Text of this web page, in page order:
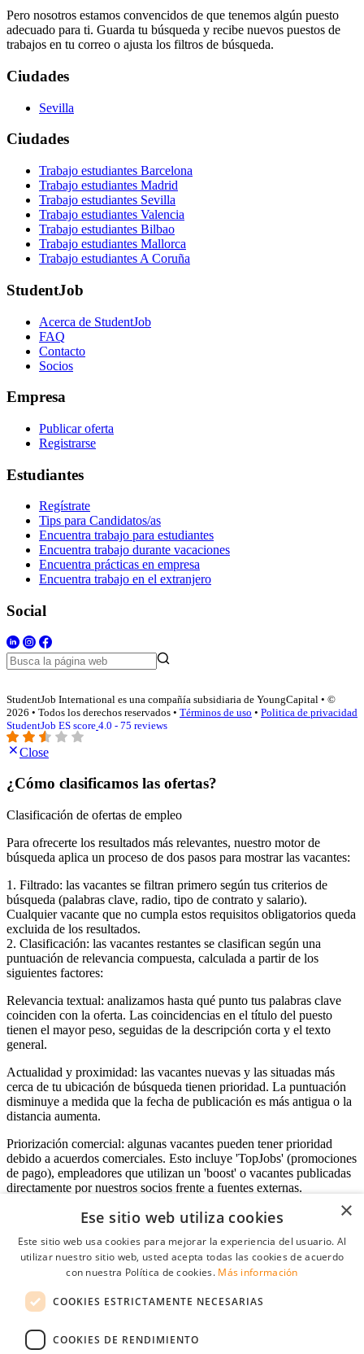
Pero nosotros estamos convencidos de que tenemos algún puesto
adecuado para ti. Guarda tu búsqueda y recibe nuevos puestos de
trabajos en tu correo o ajusta los filtros de búsqueda.
Ciudades
Sevilla
Ciudades
Trabajo estudiantes Barcelona
Trabajo estudiantes Madrid
Trabajo estudiantes Sevilla
Trabajo estudiantes Valencia
Trabajo estudiantes Bilbao
Trabajo estudiantes Mallorca
Trabajo estudiantes A Coruña
StudentJob
Acerca de StudentJob
FAQ
Contacto
Socios
Empresa
Publicar oferta
Registrarse
Estudiantes
Regístrate
Tips para Candidatos/as
Encuentra trabajo para estudiantes
Encuentra trabajo durante vacaciones
Encuentra prácticas en empresa
Encuentra trabajo en el extranjero
Social
StudentJob International es una compañía subsidiaria de YoungCapital • ©
2026 • Todos los derechos reservados • Términos de uso • Politica de privacidad
StudentJob ES score 4.0 - 75 reviews
Close
¿Cómo clasificamos las ofertas?
Clasificación de ofertas de empleo
Para ofrecerte los resultados más relevantes, nuestro motor de
búsqueda aplica un proceso de dos pasos para mostrar las vacantes:
1. Filtrado: las vacantes se filtran primero según tus criterios de
búsqueda (palabras clave, radio, tipo de contrato y salario).
Cualquier vacante que no cumpla estos requisitos obligatorios queda
excluida de los resultados.
2. Clasificación: las vacantes restantes se clasifican según una
puntuación de relevancia compuesta, calculada a partir de los
siguientes factores:
Relevancia textual: analizamos hasta qué punto tus palabras clave
coinciden con la oferta. Las coincidencias en el título del puesto
tienen el mayor peso, seguidas de la descripción corta y el texto
general.
Actualidad y proximidad: las vacantes nuevas y las situadas más
cerca de tu ubicación de búsqueda tienen prioridad. La puntuación
disminuye a medida que la fecha de publicación es más antigua o la
distancia aumenta.
Priorización comercial: algunas vacantes pueden tener prioridad
debido a acuerdos comerciales. Esto incluye 'TopJobs' (promociones
de pago), empleadores que utilizan un 'boost' o vacantes publicadas
directamente por nuestros socios frente a fuentes externas.
Acceso empresas
Contraseña
Recordarme
×
Ese sitio web utiliza cookies
Este sitio web usa cookies para mejorar la experiencia del usuario. Al
utilizar nuestro sitio web, usted acepta todas las cookies de acuerdo
con nuestra Política de cookies. Más información
COOKIES ESTRICTAMENTE NECESARIAS
COOKIES DE RENDIMIENTO